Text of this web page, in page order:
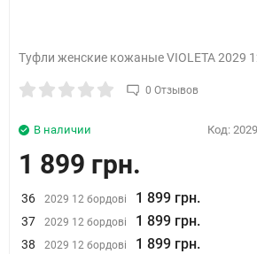
Туфли женские кожаные VIOLETA 2029
0 Отзывов
В наличии Код:
1 899 грн.
36 2029 12 бордові 1 899 грн.
37 2029 12 бордові 1 899 грн.
38 2029 12 бордові 1 899 грн.